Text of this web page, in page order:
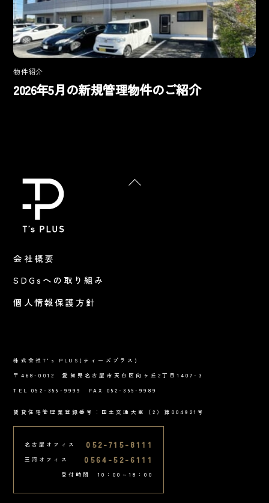
物件紹介
2026年5月の新規管理物件のご紹介
Back
会社概要
SDGsへの取り組み
個人情報保護方針
株式会社T's PLUS(ティーズプラス)
〒468-0012 愛知県名古屋市天白区向ヶ丘2丁目1407-3
TEL 052-355-9999 FAX 052-355-9989
賃貸住宅管理業登録番号：国土交通大臣（2）第004921号
名古屋オフィス 052-715-8111
三河オフィス 0564-52-6111
受付時間 10：00～18：00